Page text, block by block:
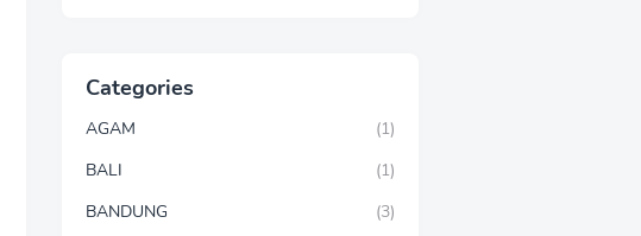
Categories
AGAM
(1)
BALI
(1)
BANDUNG
(3)